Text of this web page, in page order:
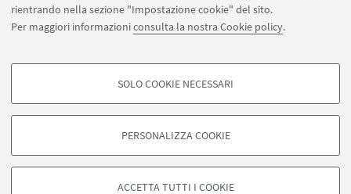
rientrando nella sezione "Impostazione cookie" del sito.
Per maggiori informazioniconsulta la nostra Cookie policy.
COOKIE DI PROFILAZIONE - FACOLTATIVI
degli utenti, creare profili in base al loro comportamento sul sito, per analisi
di marketing.
SOLO COOKIE NECESSARI
PERSONALIZZA COOKIE
ACCETTA TUTTI I COOKIE
APP:
©Copyright 2026 - ALMA MATER STUDIORUM - Università di
Bologna - Via Zamboni, 33 - 40126 Bologna - PI: 01131710376 - CF:
80007010376
Privacy
Note legali
Informazioni sul sito e accessibilità
Impostazioni Cookie